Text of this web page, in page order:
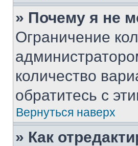
» Почему я не
Ограничение
количество
обратитесь с
Вернуться наверх
» Как